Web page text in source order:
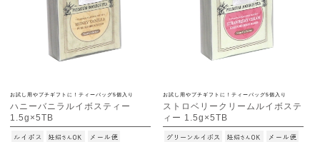
お試し用やプチギフトに！ティーバッグ5個入り
ハニーバニラルイボスティー
1.5g×5TB
[M便 1/15]
お試し用やプチギフトに！ティーバッグ5個入り
ストロベリークリームルイボステ
ィー 1.5g×5TB
[M便 1/15]